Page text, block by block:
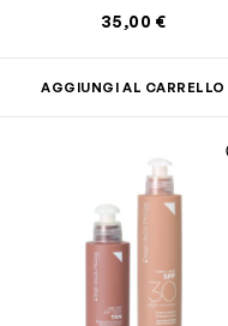
35,00 €
AGGIUNGI AL CARRELLO